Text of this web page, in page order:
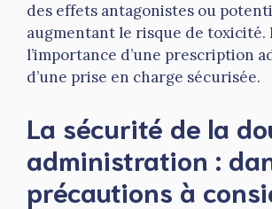
des effets antagonistes ou
augmentant le risque de toxicité.
l’importance d’une prescription
d’une prise en charge sécurisée.
La sécurité de la
administration :
précautions à